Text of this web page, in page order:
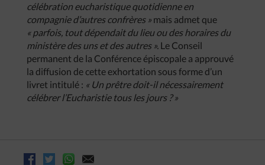
célébration eucharistique quotidienne en
compagnie d’autres confrères » mais admet que
« parfois, tout dépendait du lieu ou des horaires du
ministère des uns et des autres ». Le Conseil
permanent de la Conférence épiscopale a approuvé
la diffusion de cette exhortation sous forme d’un
livret intitulé : « Un prêtre doit-il nécessairement
célébrer l’Eucharistie tous les jours ? »